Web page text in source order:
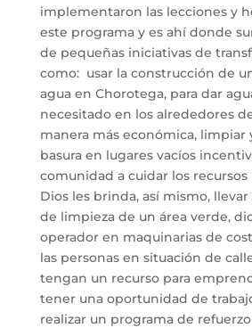
implementaron las lecciones y
este programa y es ahí donde
de pequeñas iniciativas de
como: usar la construcción de
agua en Chorotega, para dar
necesitado en los alrededores
manera más económica, limpiar
basura en lugares vacíos
comunidad a cuidar los recursos
Dios les brinda, así mismo,
de limpieza de un área verde,
operador en maquinarias de
las personas en situación de
tengan un recurso para
tener una oportunidad de
realizar un programa de